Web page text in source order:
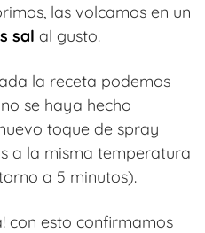
las volcamos en un
sal al gusto.
la receta podemos
se haya hecho
toque de spray
a la misma temperatura
a 5 minutos).
con esto confirmamos